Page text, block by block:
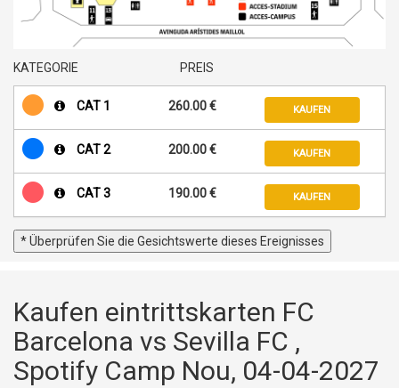
KATEGORIE PREIS
CAT 1 260.00 € KAUFEN
CAT 2 200.00 € KAUFEN
CAT 3 190.00 € KAUFEN
* Überprüfen Sie die Gesichtswerte dieses Ereignisses
Kaufen eintrittskarten FC
Barcelona vs Sevilla FC ,
Spotify Camp Nou, 04-04-2027